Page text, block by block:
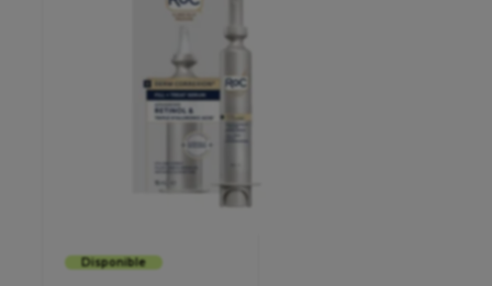
Disponible